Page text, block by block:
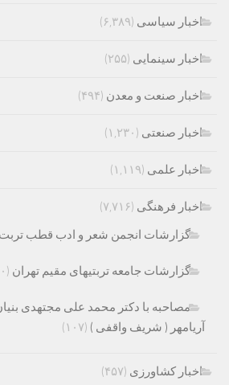
اخبار سیاسی (۶,۳۸۹)
اخبار سینمایی (۲۵۵)
اخبار صنعت و معدن (۴۹۴)
اخبار صنعتی (۱,۲۳۰)
اخبار علمی (۱,۱۱۹)
اخبار فرهنگی (۷,۷۱۶)
گزارشات انجمن شعر و ادب قطب تربت
گزارشات جامعه تربتیهای مقیم تهران (۲۰)
مصاحبه با دکتر محمد علی مجتهدی
آریامهر ( شریف واقفی ) (۱۰۷)
اخبار کشاورزی (۴۵۷)